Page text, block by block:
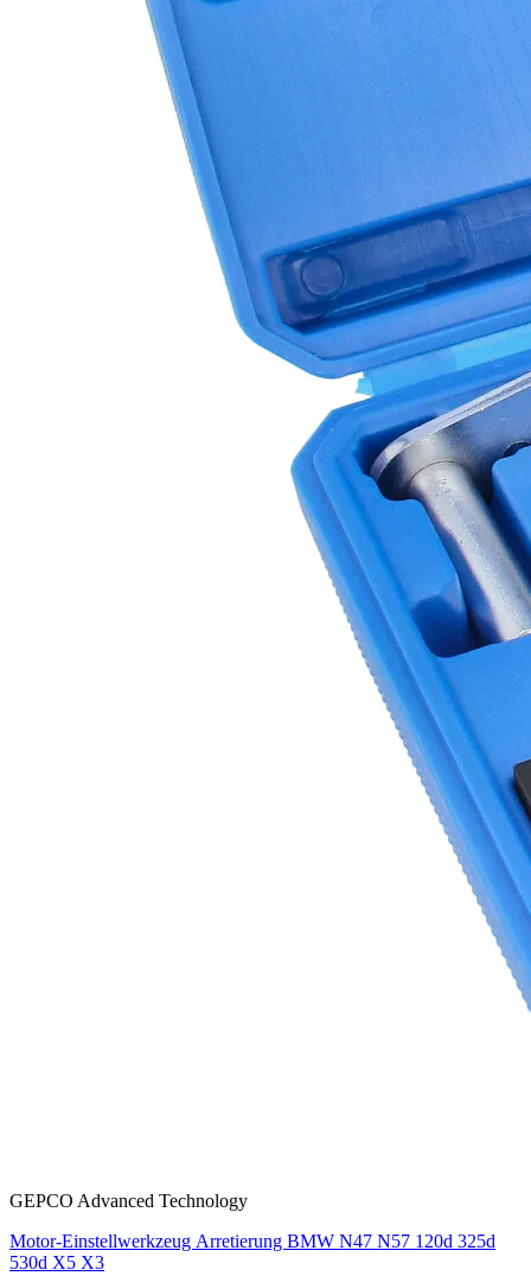
GEPCO Advanced Technology
Motor-Einstellwerkzeug Arretierung BMW N47 N57 120d 325d
530d X5 X3